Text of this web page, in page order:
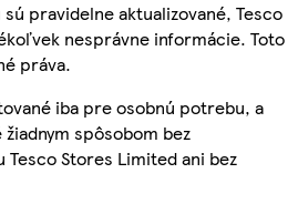
pravidelne aktualizované, Tesco
nesprávne informácie. Toto
práva.
iba pre osobnú potrebu, a
spôsobom bez
Stores Limited ani bez